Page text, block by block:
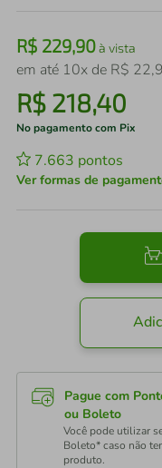
R$ 229,90à vista
em até 10x de R$ 22,
R$ 218,40
No pagamento com Pix
7.663 pontos
Ver formas de
Pague com
ou Boleto
Você pode utilizar
Boleto* caso não
produto.